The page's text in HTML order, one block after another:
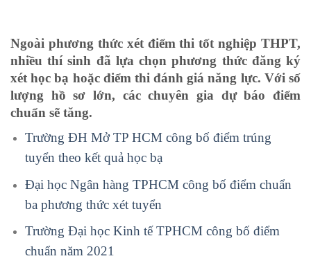
Ngoài phương thức xét điểm thi tốt nghiệp THPT,
nhiều thí sinh đã lựa chọn phương thức đăng ký
xét học bạ hoặc điểm thi đánh giá năng lực. Với số
lượng hồ sơ lớn, các chuyên gia dự báo điểm
chuẩn sẽ tăng.
Trường ĐH Mở TP HCM công bố điểm trúng
tuyển theo kết quả học bạ
Đại học Ngân hàng TPHCM công bố điểm chuẩn
ba phương thức xét tuyển
Trường Đại học Kinh tế TPHCM công bố điểm
chuẩn năm 2021